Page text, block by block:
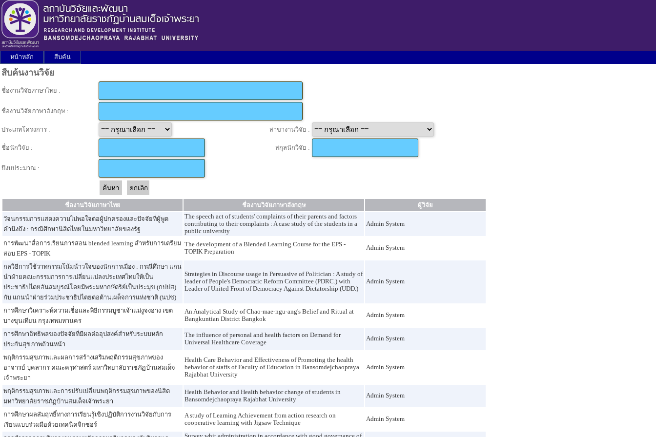
หน้าหลัก สืบค้น
สืบค้นงานวิจัย
ชื่องานวิจัยภาษาไทย :
ชื่องานวิจัยภาษาอังกฤษ :
ประเภทโครงการ : สาขางานวิจัย :
ชื่อนักวิจัย : สกุลนักวิจัย :
ปีงบประมาณ :
ชื่องานวิจัยภาษาไทย ชื่องานวิจัยภาษาอังกฤษ
ผู้วิจัย
วัจนกรรมการแสดงความไม่พอใจต่อผู้ปกครองและปัจจัยที่ผู้พูด
คำนึงถึง : กรณีศึกษานิสิตไทยในมหาวิทยาลัยของรัฐ
The speech act of students' complaints of their parents and factors
contributing to their complaints : A case study of the students in a
public university
Admin System
การพัฒนาสื่อการเรียนการสอน blended learning สำหรับการเตรียม
สอบ EPS - TOPIK
The development of a Blended Learning Course for the EPS -
TOPIK Preparation
Admin System
กลวิธีการใช้วาทกรรมโน้มน้าวใจของนักการเมือง : กรณีศึกษา แกน
นำฝ่ายคณะกรรมการการเปลี่ยนแปลงประเทศไทยให้เป็น
ประชาธิปไตยอันสมบูรณ์โดยมีพระมหากษัตริย์เป็นประมุข (กปปส)
กับ แกนนำฝ่ายร่วมประชาธิปไตยต่อต้านเผด็จการแห่งชาติ (นปช)
Strategies in Discourse usage in Persuasive of Politician : A study of
leader of People's Democratic Reform Committee (PDRC.) with
Leader of United Front of Democracy Against Dictatorship (UDD.)
Admin System
การศึกษาวิเคราะห์ความเชื่อและพิธีกรรมบูชาเจ้าแม่งูจงอาง เขต
บางขุนเทียน กรุงเทพมหานคร
An Analytical Study of Chao-mae-ngu-ang's Belief and Ritual at
Bangkuntian District Bangkok
Admin System
การศึกษาอิทธิพลของปัจจัยที่มีผลต่ออุปสงค์สำหรับระบบหลัก
ประกันสุขภาพถ้วนหน้า
The influence of personal and health factors on Demand for
Universal Healthcare Coverage
Admin System
พฤติกรรมสุขภาพและผลการสร้างเสริมพฤติกรรมสุขภาพของ
อาจารย์ บุคลากร คณะครุศาสตร์ มหาวิทยาลัยราชภัฏบ้านสมเด็จ
เจ้าพระยา
Health Care Behavior and Effectiveness of Promoting the health
behavior of staffs of Faculty of Education in Bansomdejchaopraya
Rajabhat University
Admin System
พฤติกรรมสุขภาพและการปรับเปลี่ยนพฤติกรรมสุขภาพของนิสิต
มหาวิทยาลัยราชภัฏบ้านสมเด็จเจ้าพระยา
Health Behavior and Health behavior change of students in
Bansomdejchaopraya Rajabhat University
Admin System
การศึกษาผลสัมฤทธิ์ทางการเรียนรู้เชิงปฏิบัติการงานวิจัยกับการ
เรียนแบบร่วมมือด้วยเทคนิคจิกซอร์
A study of Learning Achievement from action research on
cooperative learning with Jigsaw Technique
Admin System